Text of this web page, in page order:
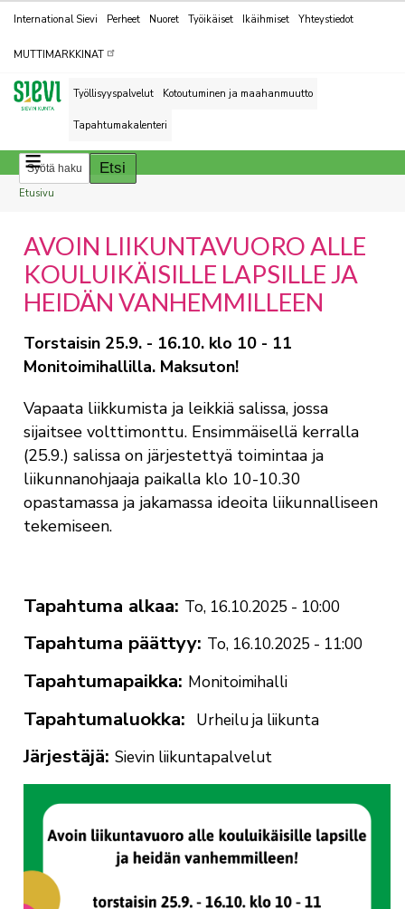
Kohderyhmät
International Sievi Perheet Nuoret Työikäiset Ikäihmiset Yhteystiedot
MUTTIMARKKINAT
Työllisyyspalvelut Kotoutuminen ja maahanmuutto
Tapahtumakalenteri
Breadcrumbs
You
here:
Etusivu
AVOIN LIIKUNTAVUORO ALLE
KOULUIKÄISILLE LAPSILLE JA
HEIDÄN VANHEMMILLEEN
Torstaisin 25.9. - 16.10. klo 10 - 11
Monitoimihallilla. Maksuton!
Vapaata liikkumista ja leikkiä salissa, jossa
sijaitsee volttimonttu. Ensimmäisellä kerralla
(25.9.) salissa on järjestettyä toimintaa ja
liikunnanohjaaja paikalla klo 10-10.30
opastamassa ja jakamassa ideoita liikunnalliseen
tekemiseen.
Tapahtuma alkaa To, 16.10.2025 - 10:00
Tapahtuma päättyy To, 16.10.2025 - 11:00
Tapahtumapaikka Monitoimihalli
Tapahtumaluokka Urheilu ja liikunta
Järjestäjä Sievin liikuntapalvelut